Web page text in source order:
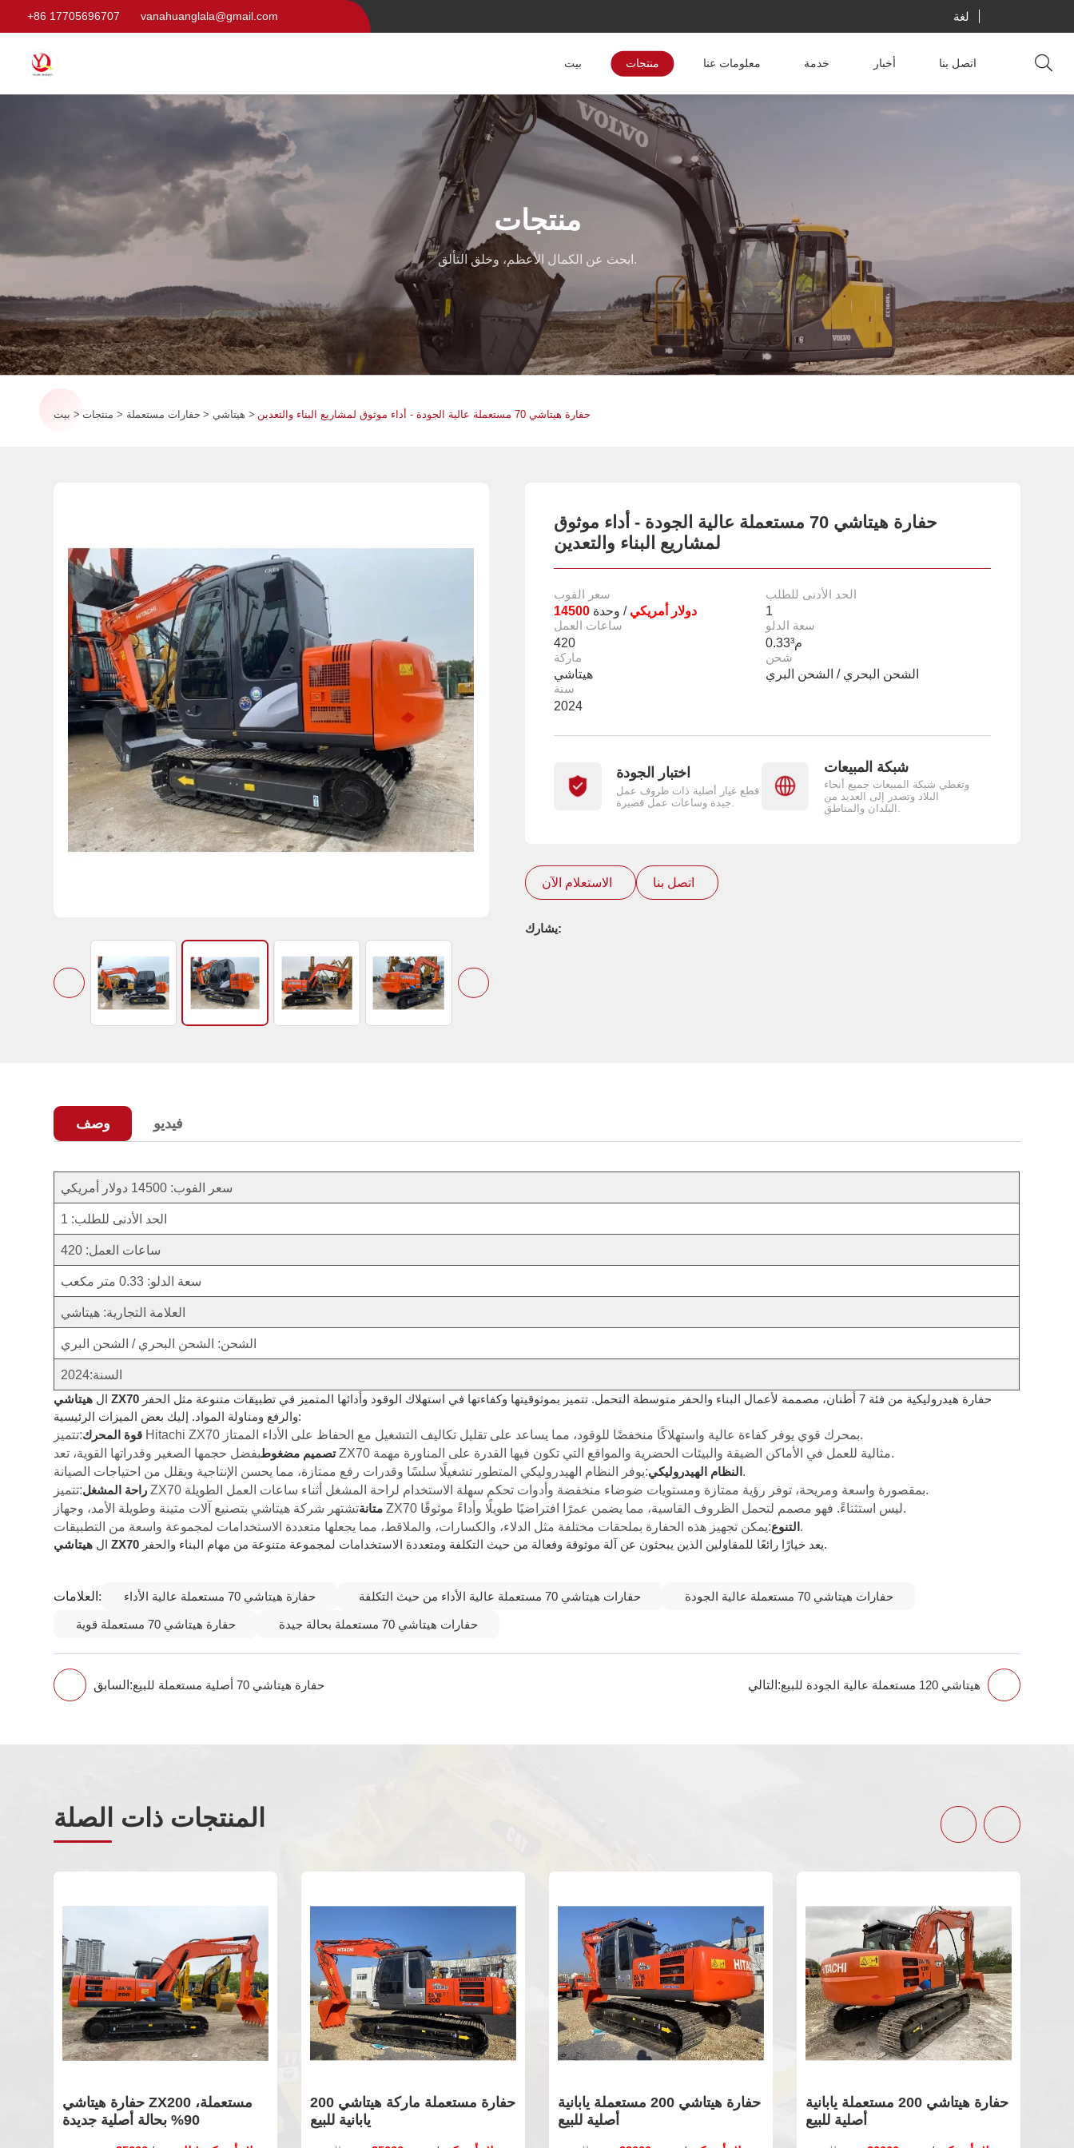
+86 17705696707 vanahuanglala@gmail.com لغة
بيت منتجات معلومات عنا خدمة أخبار اتصل بنا
منتجات
ابحث عن الكمال الأعظم، وخلق التألق.
بيت منتجات حفارات مستعملة هيتاشي حفارة هيتاشي 70 مستعملة عالية الجودة - أداء موثوق لمشاريع البناء والتعدين
حفارة هيتاشي 70 مستعملة عالية الجودة - أداء موثوق
لمشاريع البناء والتعدين
سعر الفوب
14500 دولار أمريكي / وحدة
الحد الأدنى للطلب
1
ساعات العمل
420
سعة الدلو
0.33م³
ماركة
هيتاشي
شحن
الشحن البحري / الشحن البري
سنة
2024
اختبار الجودة
قطع غيار أصلية ذات ظروف عمل
شبكة المبيعات
وتغطي شبكة المبيعات جميع أنحاء
البلاد وتصدر إلى العديد من
البلدان والمناطق.
الاستعلام الآن اتصل بنا
يشارك:
وصف فيديو
سعر الفوب: 14500 دولار أمريكي
الحد الأدنى للطلب: 1
ساعات العمل: 420
سعة الدلو: 0.33 متر مكعب
العلامة التجارية: هيتاشي
الشحن: الشحن البحري / الشحن البري
السنة:2024
ال هيتاشي ZX70
والرفع ومناولة المواد. إليك بعض الميزات الرئيسية:
قوة المحرك
تصميم مضغوط
النظام الهيدروليكي
راحة المشغل
متانة
التنوع
ال هيتاشي ZX70 يعد خيارًا رائعًا للمقاولين الذين يبحثون عن آلة موثوقة وفعالة من حيث التكلفة ومتعددة الاستخدامات لمجموعة متنوعة من مهام البناء والحفر.
العلامات: حفارة هيتاشي 70 مستعملة عالية الأداء حفارات هيتاشي 70 مستعملة عالية الأداء من حيث التكلفة حفارات هيتاشي 70 مستعملة عالية الجودة
حفارة هيتاشي 70 مستعملة قوية حفارات هيتاشي 70 مستعملة بحالة جيدة
السابق: حفارة هيتاشي 70 أصلية مستعملة للبيع التالي: هيتاشي 120 مستعملة عالية الجودة للبيع
المنتجات ذات الصلة
حفارة مستعملة ماركة هيتاشي 200
يابانية للبيع
حفارة هيتاشي 200 مستعملة يابانية
أصلية للبيع
حفارة هيتاشي 200 مستعملة يابانية
أصلية للبيع
حفارة هيتاشي 70 مستعملة للبيع.